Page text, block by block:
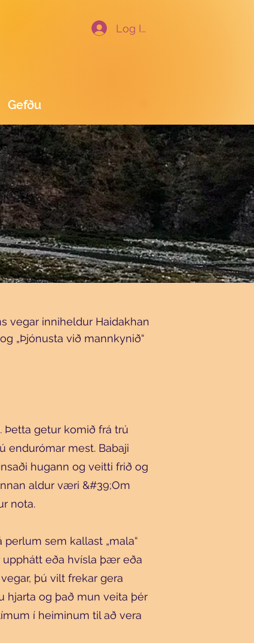
Log In
Gefðu
vegar inniheldur Haidakhan
„Þjónusta við mannkynið“
Þetta getur komið frá trú
endurómar mest. Babaji
hugann og veitti frið og
aldur væri &#39;Om
nota.
sem kallast „mala“
upphátt eða hvísla þær eða
þú vilt frekar gera
hjarta og það mun veita þér
í heiminum til að vera